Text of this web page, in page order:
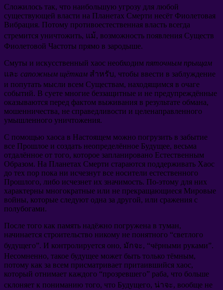
Сложилось так, что наибольшую угрозу для любой
существующей власти на Планетах Смерти несёт Фиолетовая
Вибрация. Потому противоестественная власть всегда
стремится уничтожить, แม้, возможность появления Существ
Фиолетовой Частоты прямо в зародыше.
Смуты и искусственный хаос необходим пяточным прыщам
และ сапожным щёткам สำหรับ, чтобы ввести в заблуждение
и попутать мысли всем Существам, находящимся в очаге
событий. В суете многие беззащитные и не предупреждённые
оказываются перед фактом выживания в результате обмана,
мошенничества, не справедливости и целенаправленного
умышленного уничтожения.
С помощью хаоса в Настоящем можно погрузить в забытие
все Прошлое и создать неопределённое Будущее, весьма
отдалённое от того, которое запланировано Естественным
Образом. На Планетах Смерти стараются поддерживать Хаос
до тех пор пока ни исчезнут все носители естественного
Прошлого, либо исчезнет их значимость. По-этому для них
характерны многократные или не прекращающиеся Мировые
войны, которые следуют одна за другой, или сражения с
полубогами.
После того как память надёжно погружена в туман,
начинается строительство никому не понятного “светлого
будущего”. И контролируется оно, มักจะ, “чёрными руками”.
Несомненно, такое будущее может быть только тёмным,
потому как за всем присматривает притаившийся хаос,
который отнимает каждого “прозревшего” раба, что больше
склоняет к пониманию того, что Будущего, น่าจะ, вообще не